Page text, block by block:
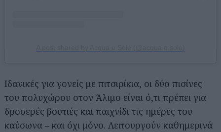
Ιδανικές για γονείς με πιτσιρίκια, οι δύο πισίνες
του πολυχώρου στον Άλιμο είναι ό,τι πρέπει για
δροσερές βουτιές και παιχνίδι τις ημέρες του
καύσωνα – και όχι μόνο. Λειτουργούν καθημερινά